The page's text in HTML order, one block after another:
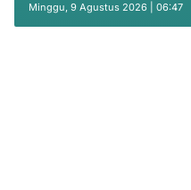
Minggu, 9 Agustus 2026 | 06:47